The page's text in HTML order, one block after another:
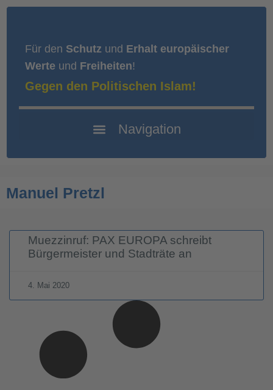
Für den Schutz und Erhalt europäischer
Werte und Freiheiten!
Gegen den Politischen Islam!
Manuel Pretzl
Muezzinruf: PAX EUROPA schreibt
Bürgermeister und Stadträte an
4. Mai 2020